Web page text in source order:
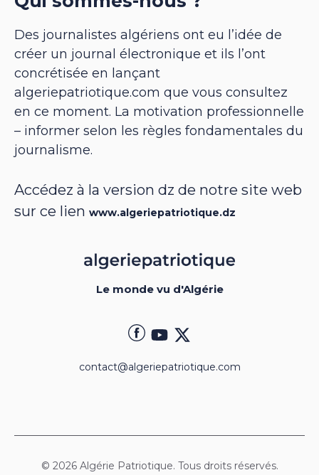
Des journalistes algériens ont eu l’idée de
créer un journal électronique et ils l’ont
concrétisée en lançant
algeriepatriotique.com que vous consultez
en ce moment. La motivation professionnelle
– informer selon les règles fondamentales du
journalisme.
Accédez à la version dz de notre site web
sur ce lien www.algeriepatriotique.dz
Le monde vu d'Algérie
contact@algeriepatriotique.com
© 2026 Algérie Patriotique. Tous droits réservés.